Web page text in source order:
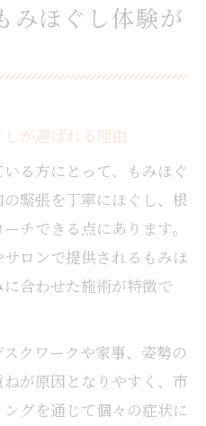
みほぐし体験が
が選ばれる理由
る方にとって、もみほぐ
緊張を丁寧にほぐし、根
チできる点にあります。
ロンで提供されるもみほ
合わせた施術が特徴で
クワークや家事、姿勢の
が原因となりやすく、市
グを通じて個々の症状に